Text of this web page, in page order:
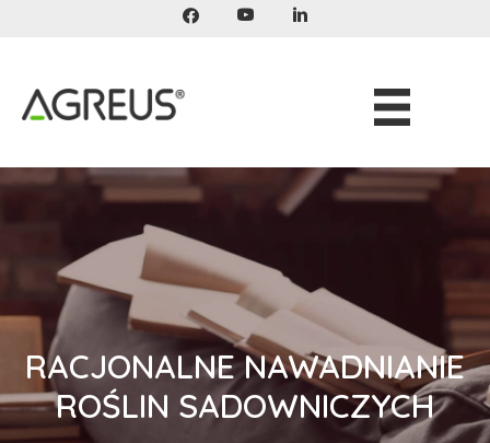
RACJONALNE NAWADNIANIE
ROŚLIN SADOWNICZYCH